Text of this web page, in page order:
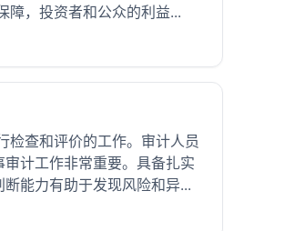
障，投资者和公众的利益...
检查和评价的工作。审计人员
计工作非常重要。具备扎实
能力有助于发现风险和异...